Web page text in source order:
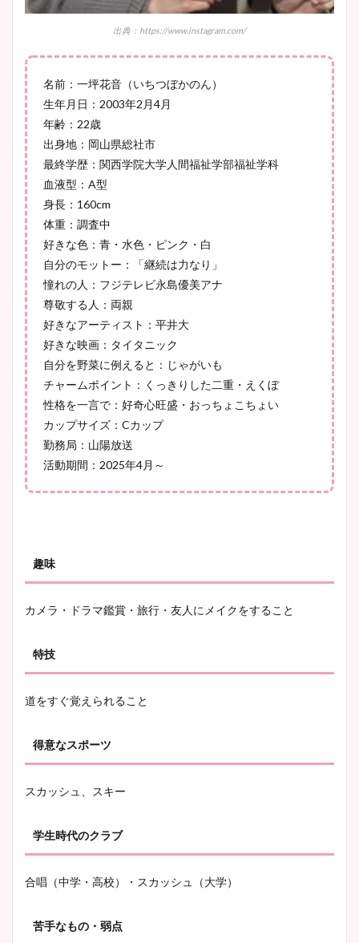
とめ！美脚や水着姿に年齢も
調査！
宇賀神メグアナのニット画像
まとめ！足も美脚でカップも
池谷実悠アナのメガネ画像が
かわいい！カップや水着姿も
出典：https://www.instagram.com/
名前：一坪花音（いちつぼかのん）
生年月日：2003年2月4月
年齢：22歳
出身地：岡山県総社市
最終学歴：関西学院大学人間福祉学部福祉学科
血液型：A型
身長：160cm
体重：調査中
好きな色：青・水色・ピンク・白
自分のモットー：「継続は力なり」
憧れの人：フジテレビ永島優美アナ
尊敬する人：両親
好きなアーティスト：平井大
好きな映画：タイタニック
自分を野菜に例えると：じゃがいも
チャームポイント：くっきりした二重・えくぼ
性格を一言で：好奇心旺盛・おっちょこちょい
カップサイズ：Cカップ
勤務局：山陽放送
活動期間：2025年4月～
趣味
カメラ・ドラマ鑑賞・旅行・友人にメイクをすること
特技
道をすぐ覚えられること
得意なスポーツ
スカッシュ、スキー
学生時代のクラブ
合唱（中学・高校）・スカッシュ（大学）
苦手なもの・弱点